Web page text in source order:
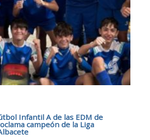
Infantil A de las EDM de
campeón de la Liga